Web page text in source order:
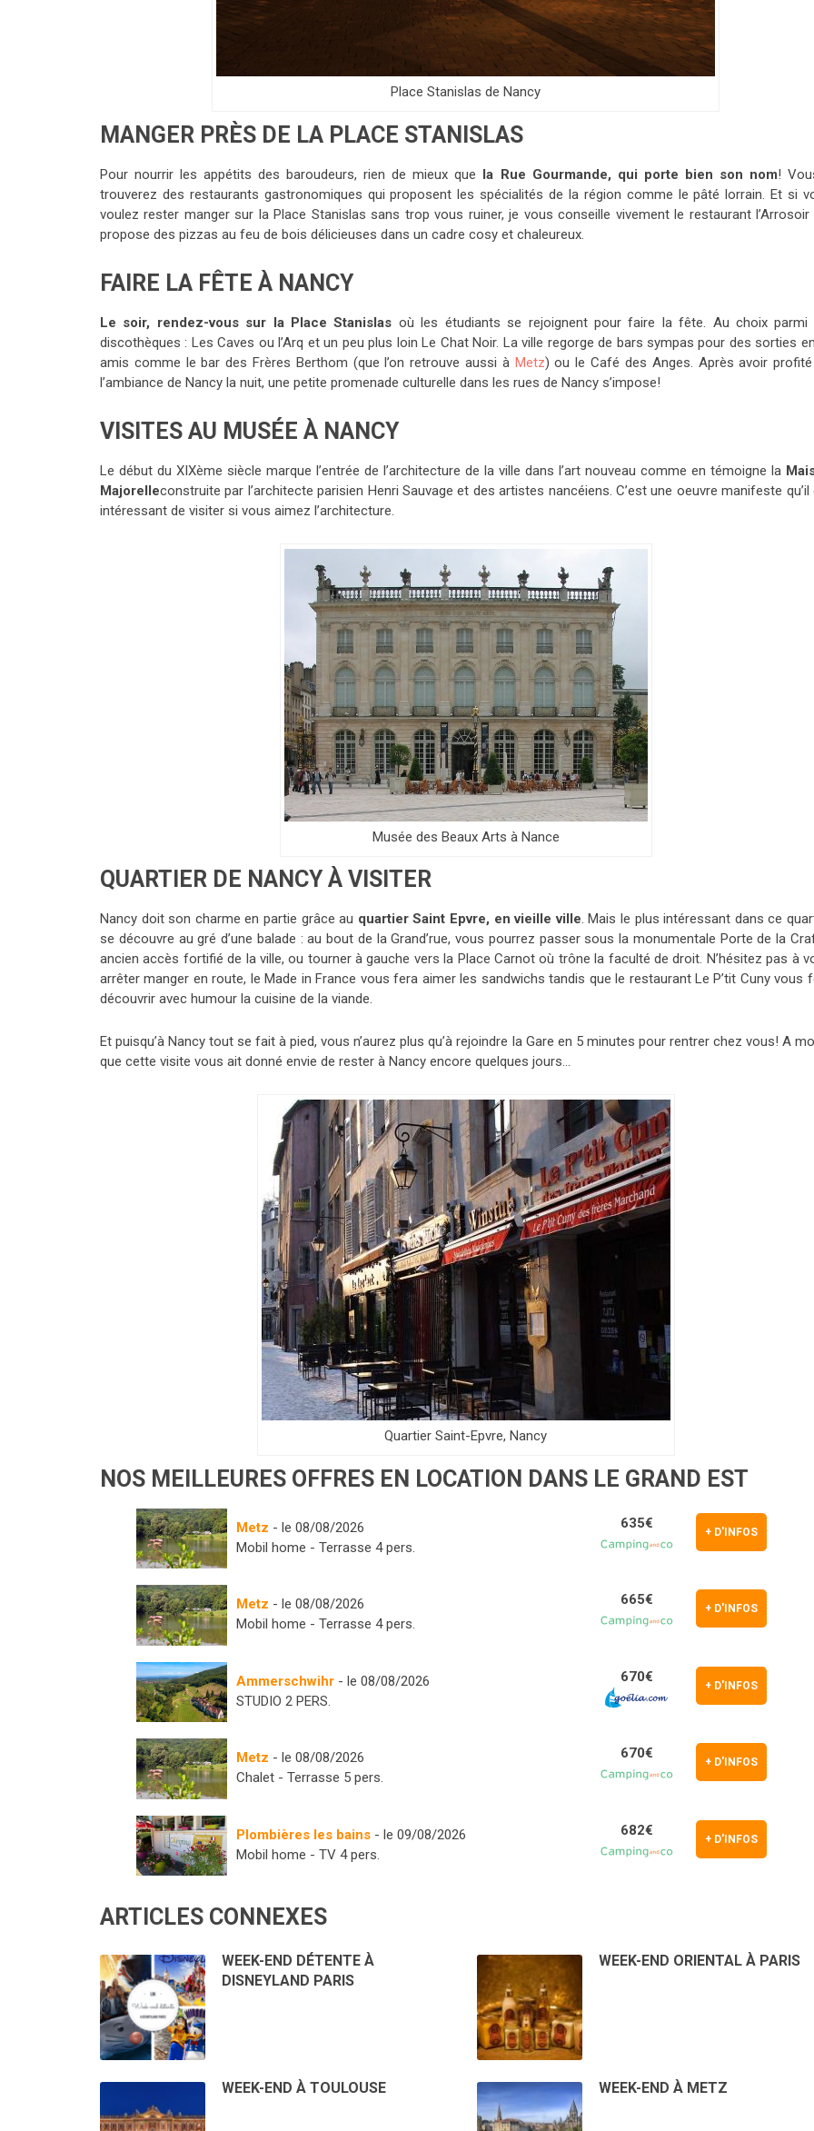
Place Stanislas de Nancy
MANGER PRÈS DE LA PLACE STANISLAS
Pour nourrir les appétits des baroudeurs, rien de mieux que la Rue Gourmande, qui porte bien son nom!
trouverez des restaurants gastronomiques qui proposent les spécialités de la région comme le pâté lorrain. Et si
voulez rester manger sur la Place Stanislas sans trop vous ruiner, je vous conseille vivement le restaurant l’Arrosoir
propose des pizzas au feu de bois délicieuses dans un cadre cosy et chaleureux.
FAIRE LA FÊTE À NANCY
Le soir, rendez-vous sur la Place Stanislas où les étudiants se rejoignent pour faire la fête. Au choix parmi
discothèques : Les Caves ou l’Arq et un peu plus loin Le Chat Noir. La ville regorge de bars sympas pour des sorties
amis comme le bar des Frères Berthom (que l’on retrouve aussi à Metz) ou le Café des Anges. Après avoir
l’ambiance de Nancy la nuit, une petite promenade culturelle dans les rues de Nancy s’impose!
VISITES AU MUSÉE À NANCY
Le début du XIXème siècle marque l’entrée de l’architecture de la ville dans l’art nouveau comme en témoigne la
Majorelleconstruite par l’architecte parisien Henri Sauvage et des artistes nancéiens. C’est une oeuvre manifeste qu’il
intéressant de visiter si vous aimez l’architecture.
Musée des Beaux Arts à Nance
QUARTIER DE NANCY À VISITER
Nancy doit son charme en partie grâce au quartier Saint Epvre, en vieille ville. Mais le plus intéressant dans ce
se découvre au gré d’une balade : au bout de la Grand’rue, vous pourrez passer sous la monumentale Porte de la
ancien accès fortifié de la ville, ou tourner à gauche vers la Place Carnot où trône la faculté de droit. N’hésitez pas à
arrêter manger en route, le Made in France vous fera aimer les sandwichs tandis que le restaurant Le P’tit Cuny vous
découvrir avec humour la cuisine de la viande.
Et puisqu’à Nancy tout se fait à pied, vous n’aurez plus qu’à rejoindre la Gare en 5 minutes pour rentrer chez vous! A
que cette visite vous ait donné envie de rester à Nancy encore quelques jours…
Quartier Saint-Epvre, Nancy
NOS MEILLEURES OFFRES EN LOCATION DANS LE GRAND EST
Metz - le 08/08/2026
Mobil home - Terrasse 4 pers.
+ D'INFOS
635€
Metz - le 08/08/2026
Mobil home - Terrasse 4 pers.
+ D'INFOS
665€
Ammerschwihr - le 08/08/2026
STUDIO 2 PERS.
+ D'INFOS
670€
Metz - le 08/08/2026
Chalet - Terrasse 5 pers.
+ D'INFOS
670€
Plombières les bains - le 09/08/2026
Mobil home - TV 4 pers.
+ D'INFOS
682€
ARTICLES CONNEXES
WEEK-END DÉTENTE À
DISNEYLAND PARIS
WEEK-END ORIENTAL À PARIS
WEEK-END À TOULOUSE WEEK-END À METZ